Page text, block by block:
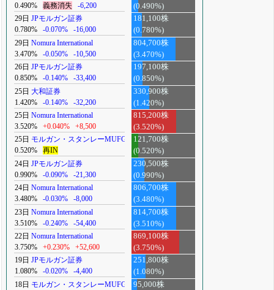
0.490%
義務消失 -6,200
(0.490%)
29日 JPモルガン証券
0.780%
-0.070% -16,000
181,100株
(0.780%)
29日 Nomura International
3.470%
-0.050% -10,500
804,700株
(3.470%)
26日 JPモルガン証券
0.850%
-0.140% -33,400
197,100株
(0.850%)
25日 大和証券
1.420%
-0.140% -32,200
330,900株
(1.420%)
25日 Nomura International
3.520%
+0.040% +8,500
815,200株
(3.520%)
25日 モルガン・スタンレーMUFG
0.520%
再IN
121,700株
(0.520%)
24日 JPモルガン証券
0.990%
-0.090% -21,300
230,500株
(0.990%)
24日 Nomura International
3.480%
-0.030% -8,000
806,700株
(3.480%)
23日 Nomura International
3.510%
-0.240% -54,400
814,700株
(3.510%)
22日 Nomura International
3.750%
+0.230% +52,600
869,100株
(3.750%)
19日 JPモルガン証券
1.080%
-0.020% -4,400
251,800株
(1.080%)
18日 モルガン・スタンレーMUFG
95,000株